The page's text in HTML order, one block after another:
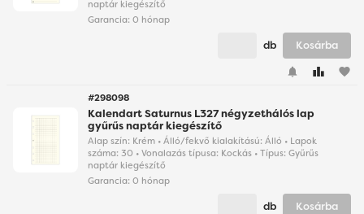
naptár kiegészítő
Garancia: 0 hónap
favorite
db Kosárba
#298098
Kalendart Saturnus L327 négyzethálós lap
gyűrűs naptár kiegészítő
Alap szín: Krém • Álló/fekvő kialakítású: Álló • Lapok
száma: 30 • Vonalazás típusa: Kockás • Típus: Gyűrűs
naptár kiegészítő
Garancia: 0 hónap
db Kosárba